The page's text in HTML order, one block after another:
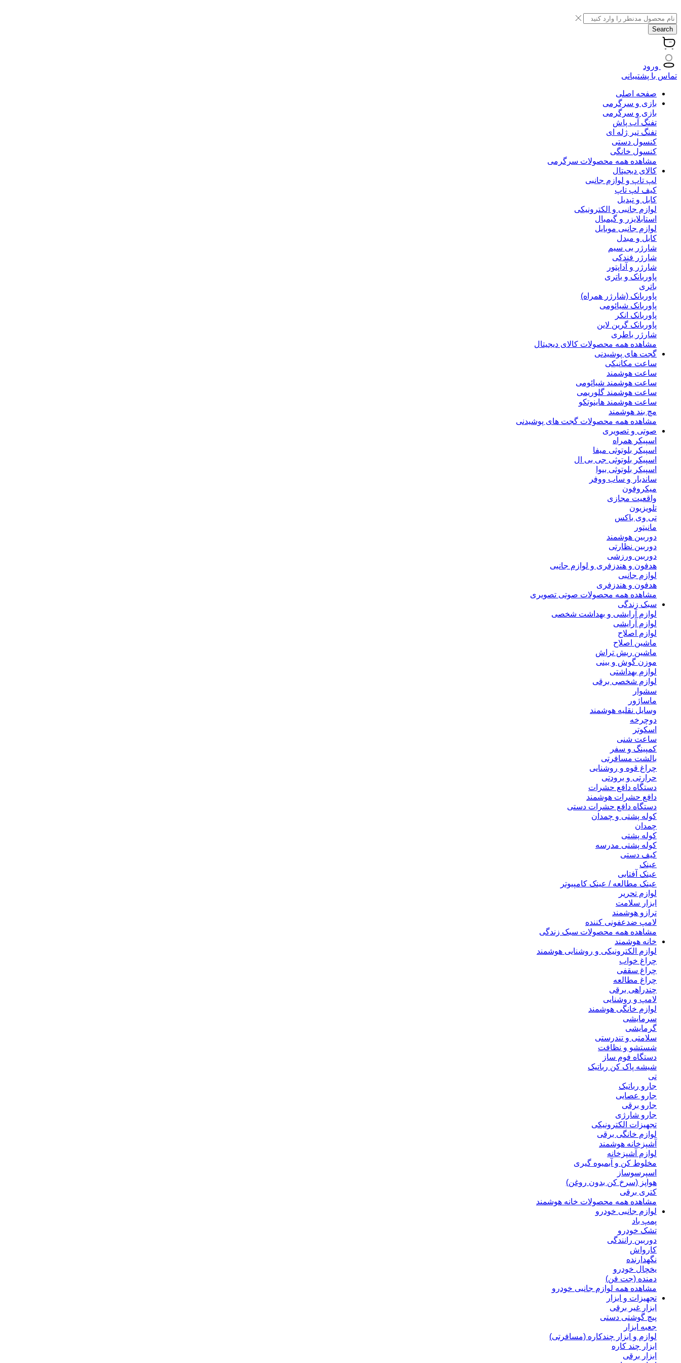
Search
ورود
تماس با پشتیبانی
صفحه اصلی
بازی و سرگرمی
بازی و سرگرمی
تفنگ آب پاش
تفنگ تیر ژله ای
کنسول دستی
کنسول خانگی
مشاهده همه محصولات سرگرمی
کالای دیجیتال
لپ تاپ و لوازم جانبی
کیف لپ تاپ
کابل و تبدیل
لوازم جانبی و الکترونیکی
استابلایزر و گیمبال
لوازم جانبی موبایل
کابل و مبدل
شارژر بی سیم
شارژر فندکی
شارژر و آداپتور
پاوربانک و باتری
باتری
پاوربانک (شارژر همراه)
پاوربانک شیائومی
پاوربانک انکر
پاوربانک گرین لاین
شارژر باطری
مشاهده همه محصولات کالای دیجیتال
گجت های پوشیدنی
ساعت مکانیکی
ساعت هوشمند
ساعت هوشمند شیائومی
ساعت هوشمند گلوریمی
ساعت هوشمند هاینوتکو
مچ بند هوشمند
مشاهده همه محصولات گجت های پوشیدنی
صوتی و تصویری
اسپیکر همراه
اسپیکر بلوتوثی میفا
اسپیکر بلوتوثی جی بی ال
اسپیکر بلوتوثی بیوا
ساندبار و ساب ووفر
میکروفون
واقعیت مجازی
تلویزیون
تی وی باکس
مانیتور
دوربین هوشمند
دوربین نظارتی
دوربین ورزشی
هدفون و هندزفری و لوازم جانبی
لوازم جانبی
هدفون و هندزفری
مشاهده همه محصولات صوتی تصویری
سبک زندگی
لوازم آرایشی و بهداشت شخصی
لوازم آرایشی
لوازم اصلاح
ماشین اصلاح
ماشین ریش تراش
موزن گوش و بینی
لوازم بهداشتی
لوازم شخصی برقی
سشوار
ماساژور
وسایل نقلیه هوشمند
دوچرخه
اسکوتر
ساعت شنی
کمپینگ و سفر
بالشت مسافرتی
چراغ قوه و روشنایی
حرارتی و برودتی
دستگاه دافع حشرات
دافع حشرات هوشمند
دستگاه دافع حشرات دستی
کوله پشتی و چمدان
چمدان
کوله پشتی
کوله پشتی مدرسه
کیف دستی
عینک
عینک آفتابی
عینک مطالعه / عینک کامپیوتر
لوازم تحریر
ابزار سلامت
ترازو هوشمند
لامپ ضدعفونی کننده
مشاهده همه محصولات سبک زندگی
خانه هوشمند
لوازم الکترونیکی و روشنایی هوشمند
چراغ خواب
چراغ سقفی
چراغ مطالعه
چندراهی برقی
لامپ و روشنایی
لوازم خانگی هوشمند
سرمایشی
گرمایشی
سلامتی و تندرستی
شستشو و نظافت
دستگاه فوم ساز
شیشه پاک کن رباتیک
تی
جارو رباتیک
جارو عصایی
جارو برقی
جارو شارژی
تجهیزات الکترونیکی
لوازم خانگی برقی
آشپزخانه هوشمند
لوازم آشپزخانه
مخلوط کن و آبمیوه گیری
اسپرسوساز
هواپز (سرخ کن بدون روغن)
کتری برقی
مشاهده همه محصولات خانه هوشمند
لوازم جانبی خودرو
پمپ باد
تشک خودرو
دوربین رانندگی
کارواش
نگهدارنده
یخچال خودرو
دمنده (جت فن)
مشاهده همه لوازم جانبی خودرو
تجهیزات و ابزار
ابزار غیر برقی
پیچ گوشتی دستی
جعبه ابزار
لوازم و ابزار چندکاره (مسافرتی)
ابزار چند کاره
ابزار برقی